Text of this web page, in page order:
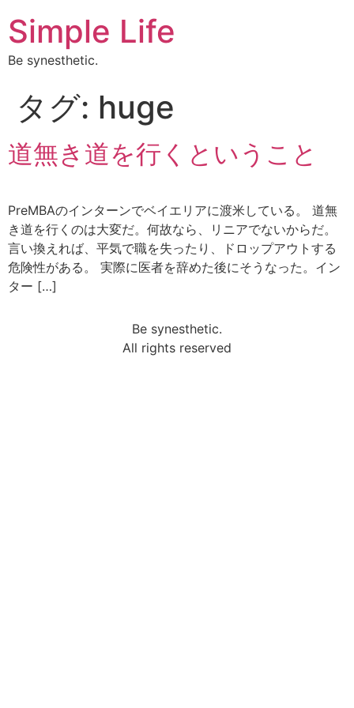
Simple Life
Be synesthetic.
タグ: huge
道無き道を行くということ
PreMBAのインターンでベイエリアに渡米している。 道無
き道を行くのは大変だ。何故なら、リニアでないからだ。
言い換えれば、平気で職を失ったり、ドロップアウトする
危険性がある。 実際に医者を辞めた後にそうなった。イン
ター […]
Be synesthetic.
All rights reserved